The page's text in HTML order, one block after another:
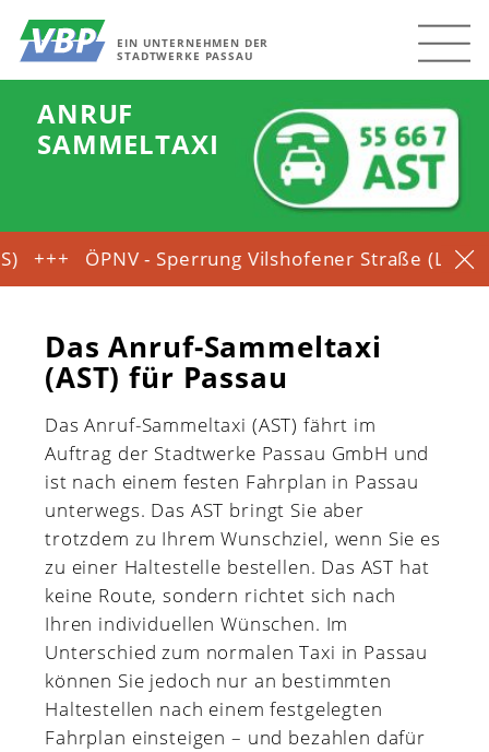
EIN UNTERNEHMEN DER
STADTWERKE PASSAU
ANRUF
SAMMELTAXI
ÖPNV - Sperrung Vilshofener Straße
Das Anruf-Sammeltaxi
(AST) für Passau
Das Anruf-Sammeltaxi (AST) fährt im
Auftrag der Stadtwerke Passau GmbH und
ist nach einem festen Fahrplan in Passau
unterwegs. Das AST bringt Sie aber
trotzdem zu Ihrem Wunschziel, wenn Sie es
zu einer Haltestelle bestellen. Das AST hat
keine Route, sondern richtet sich nach
Ihren individuellen Wünschen. Im
Unterschied zum normalen Taxi in Passau
können Sie jedoch nur an bestimmten
Haltestellen nach einem festgelegten
Fahrplan einsteigen – und bezahlen dafür